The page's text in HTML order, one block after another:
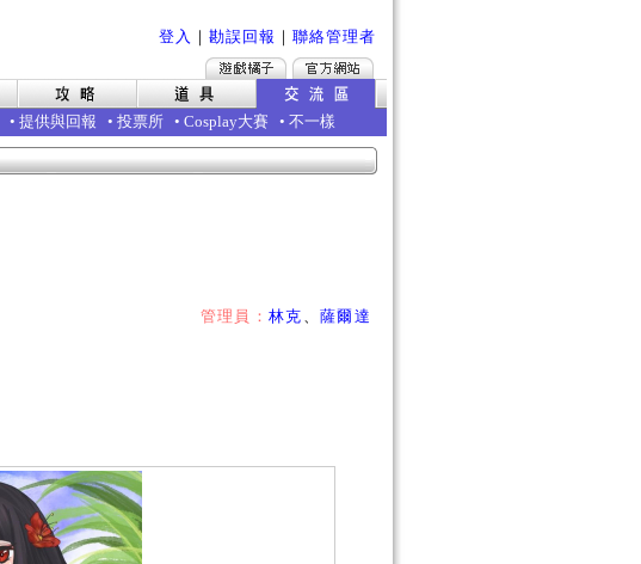
登入 ｜ 勘誤回報 ｜ 聯絡管理者
• 提供與回報 • 投票所 • Cosplay大賽 • 不一樣
管理員： 林克 、 薩爾達